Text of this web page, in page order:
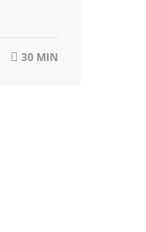
30 MIN